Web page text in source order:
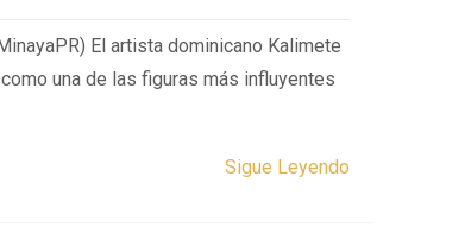
El artista dominicano Kalimete
una de las figuras más influyentes
Sigue Leyendo